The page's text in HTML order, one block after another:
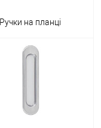
Ручки на планці